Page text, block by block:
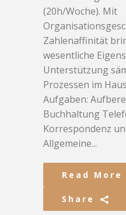
(20h/Woche). Mit
Zahlenaffinität
wesentliche
Unterstützung
Prozessen im
Aufgaben:
Buchhaltung
Korrespondenz
Allgemeine...
Read More
Share